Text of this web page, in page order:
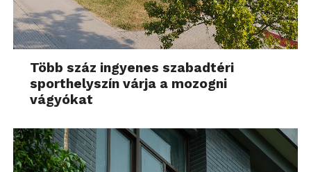
Több száz ingyenes szabadtéri
sporthelyszín várja a mozogni
vágyókat